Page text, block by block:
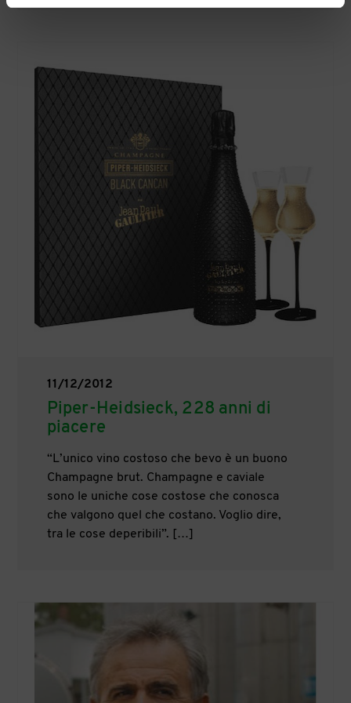
11/12/2012
Piper-Heidsieck, 228 anni di
piacere
“L’unico vino costoso che bevo è un buono
Champagne brut. Champagne e caviale
sono le uniche cose costose che conosca
che valgono quel che costano. Voglio dire,
tra le cose deperibili”. […]